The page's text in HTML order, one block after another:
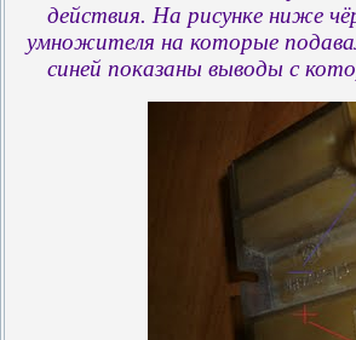
действия. На рисунке ниже
умножителя на которые
синей показаны выводы с